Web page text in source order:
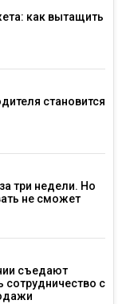
как вытащить
становится
три недели. Но
не сможет
съедают
сотрудничество с